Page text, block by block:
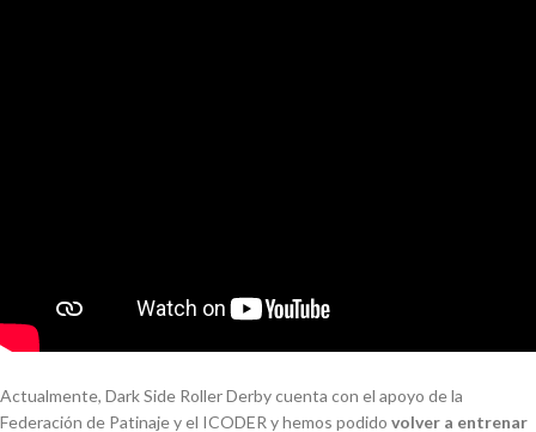
Actualmente, Dark Side Roller Derby cuenta con el apoyo de la
Federación de Patinaje y el ICODER y hemos podido volver a entrenar